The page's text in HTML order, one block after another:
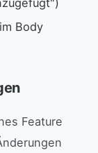
Body
Feature